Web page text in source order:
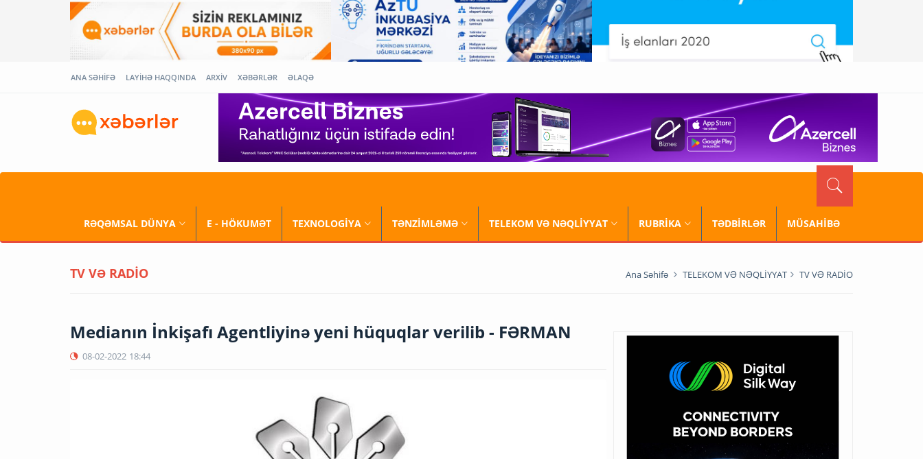
ANA SƏHİFƏ LAYİHƏ HAQQINDA ARXİV XƏBƏRLƏR ƏLAQƏ
RƏQƏMSAL DÜNYA E - HÖKUMƏT TEXNOLOGİYA TƏNZİMLƏMƏ TELEKOM VƏ NƏQLİYYAT RUBRİKA TƏDBİRLƏR MÜSAHİBƏ
TV VƏ RADİO Ana Səhifə TELEKOM VƏ NƏQLİYYAT TV VƏ RADİO
Medianın İnkişafı Agentliyinə yeni hüquqlar verilib - FƏRMAN
08-02-2022 18:44